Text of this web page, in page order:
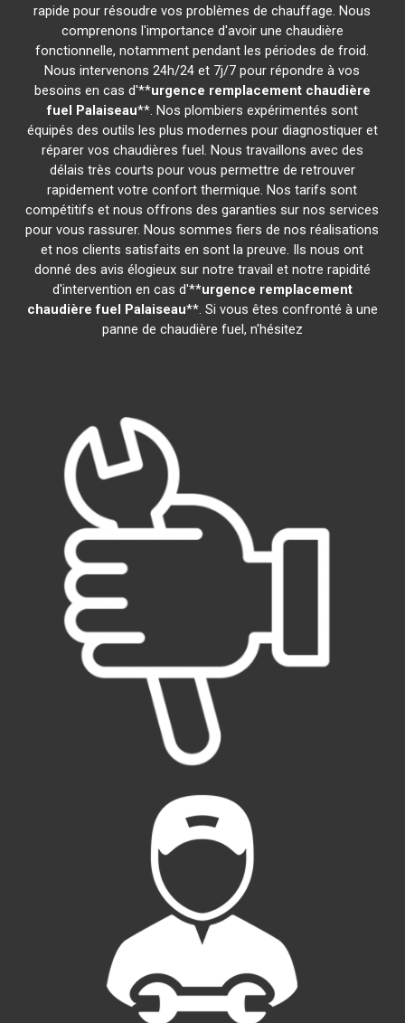
rapide pour résoudre vos problèmes de chauffage. Nous
comprenons l'importance d'avoir une chaudière
fonctionnelle, notamment pendant les périodes de froid.
Nous intervenons 24h/24 et 7j/7 pour répondre à vos
besoins en cas d'**urgence remplacement chaudière
fuel Palaiseau**. Nos plombiers expérimentés sont
équipés des outils les plus modernes pour diagnostiquer et
réparer vos chaudières fuel. Nous travaillons avec des
délais très courts pour vous permettre de retrouver
rapidement votre confort thermique. Nos tarifs sont
compétitifs et nous offrons des garanties sur nos services
pour vous rassurer. Nous sommes fiers de nos réalisations
et nos clients satisfaits en sont la preuve. Ils nous ont
donné des avis élogieux sur notre travail et notre rapidité
d'intervention en cas d'**urgence remplacement
chaudière fuel Palaiseau**. Si vous êtes confronté à une
panne de chaudière fuel, n'hésitez